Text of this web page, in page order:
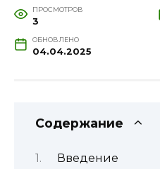
ПРОСМОТРОВ
3
ОБНОВЛЕНО
04.04.2025
Содержание
Введение